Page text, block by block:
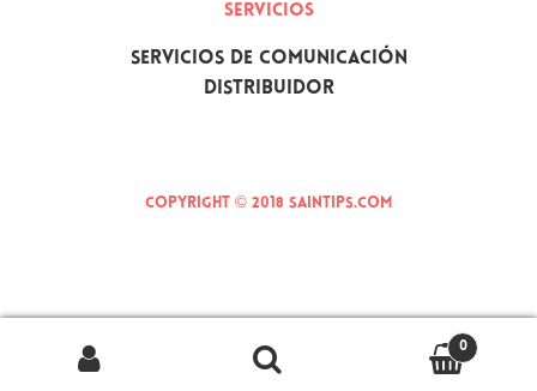
SERVICIOS
Servicios de comunicación
Distribuidor
Copyright © 2018 Saintips.com
Buscar por:
0